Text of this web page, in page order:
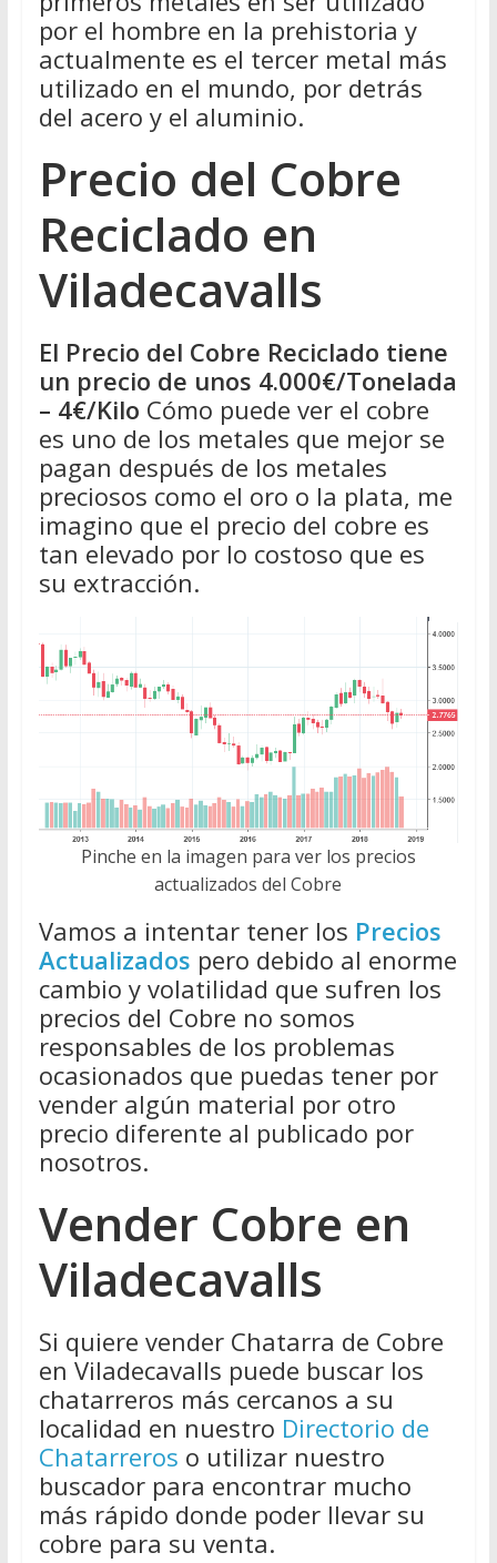
por el hombre en la prehistoria y
actualmente es el tercer metal más
utilizado en el mundo, por detrás
del acero y el aluminio.
Precio del Cobre
Reciclado en
Viladecavalls
El Precio del Cobre Reciclado tiene
un precio de unos 4.000€/Tonelada
– 4€/Kilo Cómo puede ver el cobre
es uno de los metales que mejor se
pagan después de los metales
preciosos como el oro o la plata, me
imagino que el precio del cobre es
tan elevado por lo costoso que es
su extracción.
Pinche en la imagen para ver los precios
actualizados del Cobre
Vamos a intentar tener los Precios
Actualizados pero debido al enorme
cambio y volatilidad que sufren los
precios del Cobre no somos
responsables de los problemas
ocasionados que puedas tener por
vender algún material por otro
precio diferente al publicado por
nosotros.
Vender Cobre en
Viladecavalls
Si quiere vender Chatarra de Cobre
en Viladecavalls puede buscar los
chatarreros más cercanos a su
localidad en nuestro Directorio de
Chatarreros o utilizar nuestro
buscador para encontrar mucho
más rápido donde poder llevar su
cobre para su venta.